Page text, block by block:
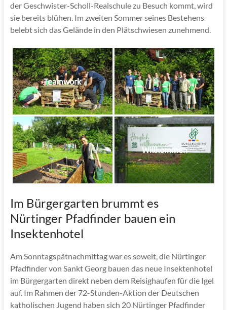
der Geschwister-Scholl-Realschule zu Besuch kommt, wird
sie bereits blühen. Im zweiten Sommer seines Bestehens
belebt sich das Gelände in den Plätschwiesen zunehmend.
Teamwork
Willkommen
Im Bürgergarten brummt es
Nürtinger Pfadfinder bauen ein
Insektenhotel
Am Sonntagspätnachmittag war es soweit, die Nürtinger
Pfadfinder von Sankt Georg bauen das neue Insektenhotel
im Bürgergarten direkt neben dem Reisighaufen für die Igel
auf. Im Rahmen der 72-Stunden-Aktion der Deutschen
katholischen Jugend haben sich 20 Nürtinger Pfadfinder